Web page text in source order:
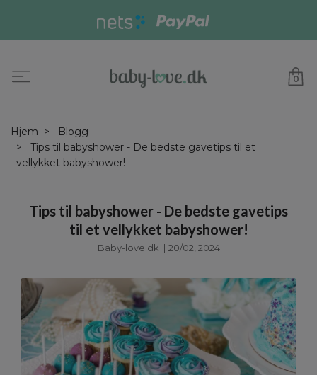
0
Hjem
Blogg
Tips til babyshower - De bedste gavetips til et
vellykket babyshower!
Tips til babyshower - De bedste gavetips
til et vellykket babyshower!
Baby-love.dk 20/02, 2024